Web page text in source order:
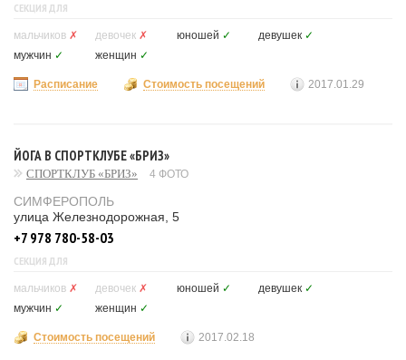
СЕКЦИЯ ДЛЯ
мальчиков ✗ девочек ✗ юношей ✓ девушек ✓
мужчин ✓ женщин ✓
Расписание Стоимость посещений 2017.01.29
ЙОГА В СПОРТКЛУБЕ «БРИЗ»
СПОРТКЛУБ «БРИЗ» 4 ФОТО
СИМФЕРОПОЛЬ
улица Железнодорожная, 5
+7 978 780-58-03
СЕКЦИЯ ДЛЯ
мальчиков ✗ девочек ✗ юношей ✓ девушек ✓
мужчин ✓ женщин ✓
Стоимость посещений 2017.02.18